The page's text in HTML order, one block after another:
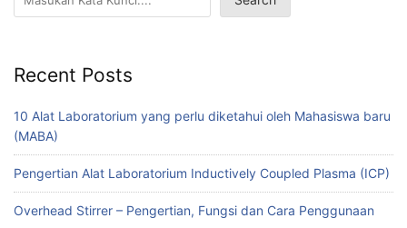
Recent Posts
10 Alat Laboratorium yang perlu diketahui oleh Mahasiswa baru
(MABA)
Pengertian Alat Laboratorium Inductively Coupled Plasma (ICP)
Overhead Stirrer – Pengertian, Fungsi dan Cara Penggunaan